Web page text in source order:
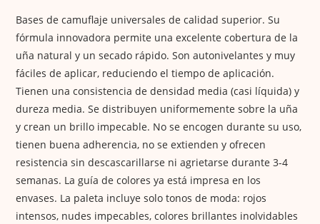
Bases de camuflaje universales de calidad superior. Su
fórmula innovadora permite una excelente cobertura de la
uña natural y un secado rápido. Son autonivelantes y muy
fáciles de aplicar, reduciendo el tiempo de aplicación.
Tienen una consistencia de densidad media (casi líquida) y
dureza media. Se distribuyen uniformemente sobre la uña
y crean un brillo impecable. No se encogen durante su uso,
tienen buena adherencia, no se extienden y ofrecen
resistencia sin descascarillarse ni agrietarse durante 3-4
semanas. La guía de colores ya está impresa en los
envases. La paleta incluye solo tonos de moda: rojos
intensos, nudes impecables, colores brillantes inolvidables